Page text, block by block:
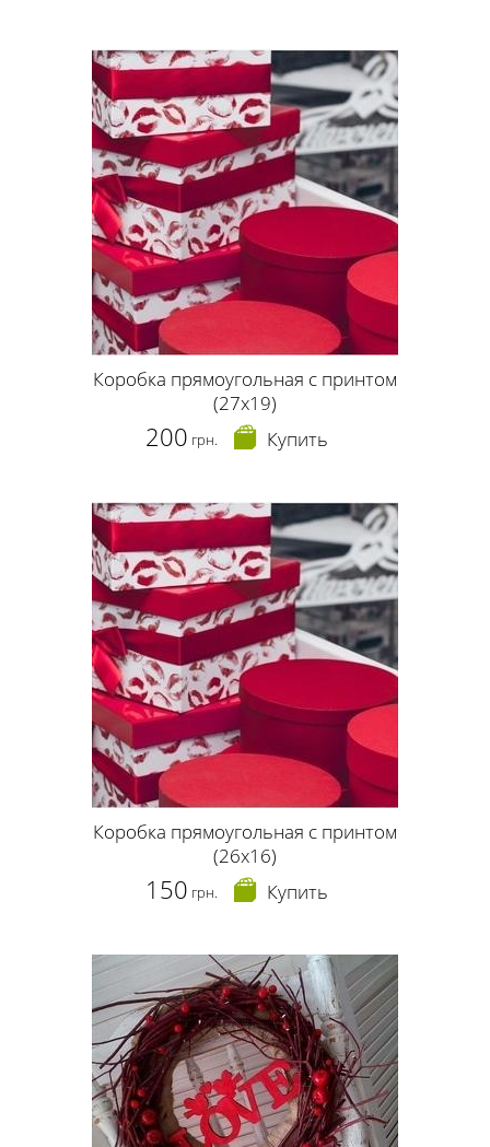
Коробка прямоугольная с принтом
(27х19)
200 грн. Купить
Коробка прямоугольная с принтом
(26х16)
150 грн. Купить